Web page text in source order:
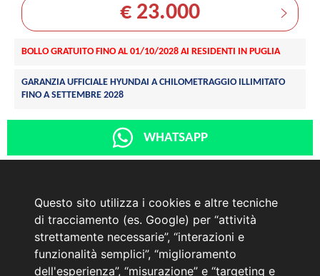
Questo sito utilizza i cookies e altre tecniche
di tracciamento (es. Google) per “attività
strettamente necessarie”, “interazioni e
funzionalità semplici”, “miglioramento
dell'esperienza”, “misurazione” e “targeting e
€ 23.000
BOLLO GRATUITO FINO AL 01/10/2028 AI RESIDENTI IN PUGLIA
GARANZIA UFFICIALE HYUNDAI A CHILOMETRAGGIO ILLIMITATO
FINO A SETTEMBRE 2028
WHATSAPP